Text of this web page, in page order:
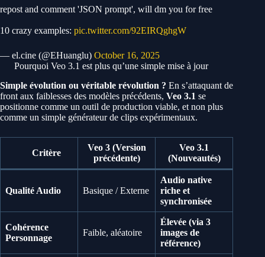
repost and comment 'JSON prompt', will dm you for free
10 crazy examples: pic.twitter.com/92EIRQghgW
— el.cine (@EHuanglu) October 16, 2025
Pourquoi Veo 3.1 est plus qu’une simple mise à jour
Simple évolution ou véritable révolution ? En s’attaquant de
front aux faiblesses des modèles précédents, Veo 3.1 se
positionne comme un outil de production viable, et non plus
comme un simple générateur de clips expérimentaux.
Critère
Veo 3 (Version
précédente)
Veo 3.1
(Nouveautés)
Qualité Audio Basique / Externe
Audio native
riche et
synchronisée
Cohérence
Personnage
Faible, aléatoire
Élevée (via 3
images de
référence)